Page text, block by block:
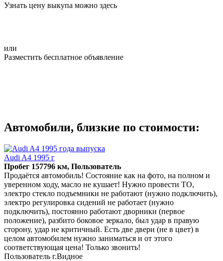
Узнать цену выкупа можно здесь
или
Разместить бесплатное объявление
Автомобили, близкие по стоимости:
Audi A4 1995 г
Пробег 157796 км, Пользователь
Продаётся автомобиль! Состояние как на фото, на полном и
уверенном ходу, масло не кушает! Нужно провести ТО,
электро стекло подъемники не работают (нужно подключить),
электро регулировка сидений не работает (нужно
подключить), постоянно работают дворники (первое
положение), разбито боковое зеркало, был удар в правую
сторону, удар не критичный. Есть две двери (не в цвет) в
целом автомобилем нужно заниматься и от этого
соответствующая цена! Только звонить!
Пользователь г.Видное